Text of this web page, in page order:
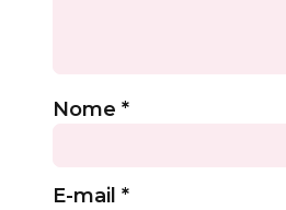
Nome *
E-mail *